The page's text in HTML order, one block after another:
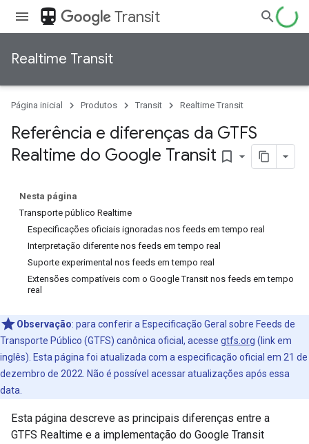
directions_transit Transit
Realtime Transit
Página inicial Produtos Transit Realtime Transit
Referência e diferenças da GTFS
Realtime do Google Transit bookmark_border
Nesta página
Transporte público Realtime
Especificações oficiais ignoradas nos feeds em tempo real
Interpretação diferente nos feeds em tempo real
Suporte experimental nos feeds em tempo real
Extensões compatíveis com o Google Transit nos feeds em tempo
real
Observação: para conferir a Especificação Geral sobre Feeds de
Transporte Público (GTFS) canônica oficial, acesse gtfs.org (link em
inglês). Esta página foi atualizada com a especificação oficial em 21 de
dezembro de 2022. Não é possível acessar atualizações após essa
data.
Esta página descreve as principais diferenças entre a
GTFS Realtime e a implementação do Google Transit